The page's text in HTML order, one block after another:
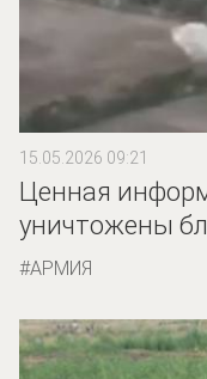
15.05.2026 09:21
Ценная
уничтожены
АРМИЯ